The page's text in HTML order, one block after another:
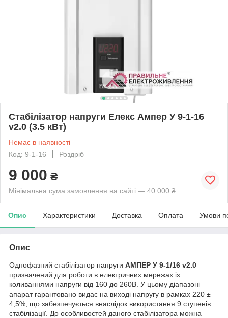
Стабілізатор напруги Елекс Ампер У 9-1-16
v2.0 (3.5 кВт)
Немає в наявності
Код: 9-1-16
Роздріб
9 000 ₴
Мінімальна сума замовлення на сайті — 40 000 ₴
Опис Характеристики Доставка Оплата Умови
Опис
Однофазний стабілізатор напруги АМПЕР У 9-1/16 v2.0
призначений для роботи в електричних мережах із
коливаннями напруги від 160 до 260В. У цьому діапазоні
апарат гарантовано видає на виході напругу в рамках 220 ±
4,5%, що забезпечується внаслідок використання 9 ступенів
стабілізації. До особливостей даного стабілізатора можна